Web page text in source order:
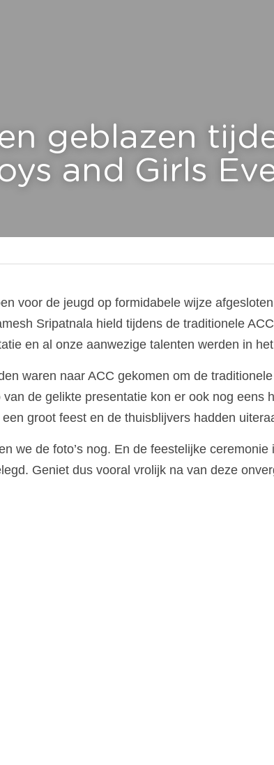
geblazen
and Girls
voor de jeugd op formidabele wijze
Sripatnala hield tijdens de traditionele
en al onze aanwezige talenten werden in
waren naar ACC gekomen om de
de gelikte presentatie kon er ook nog eens
groot feest en de thuisblijvers hadden
we de foto’s nog. En de feestelijke
Geniet dus vooral vrolijk na van deze